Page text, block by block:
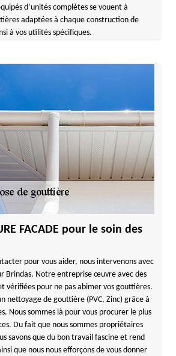
d’unités complètes se vouent à
adaptées à chaque construction de
à vos utilités spécifiques.
FACADE pour le soin des
pour vous aider, nous intervenons avec
Brindas. Notre entreprise œuvre avec des
vérifiées pour ne pas abimer vos gouttières.
nettoyage de gouttière (PVC, Zinc) grâce à
Nous sommes là pour vous procurer le plus
Du fait que nous sommes propriétaires
savons que du bon travail fascine et rend
que nous nous efforçons de vous donner